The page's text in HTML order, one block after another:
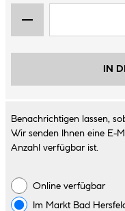
IN
Benachrichtigen lassen,
Wir senden Ihnen eine E-
Anzahl verfügbar ist.
Online verfügbar
Im Markt Bad